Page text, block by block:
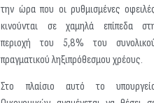
την ώρα που οι ρυθμισμένες
κινούνται σε χαμηλά επίπεδα
περιοχή του 5,8% του
πραγματικού ληξιπρόθεσμου χρέους.
Στο πλαίσιο αυτό το